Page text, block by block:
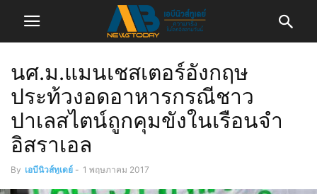
นศ.ม.แมนเชสเตอร์อังกฤษ
ประท้วงอดอาหารกรณีชาว
ปาเลสไตน์ถูกคุมขังในเรือนจำ
อิสราเอล
By เอบีนิวส์ทูเดย์ - 1 พฤษภาคม 2017